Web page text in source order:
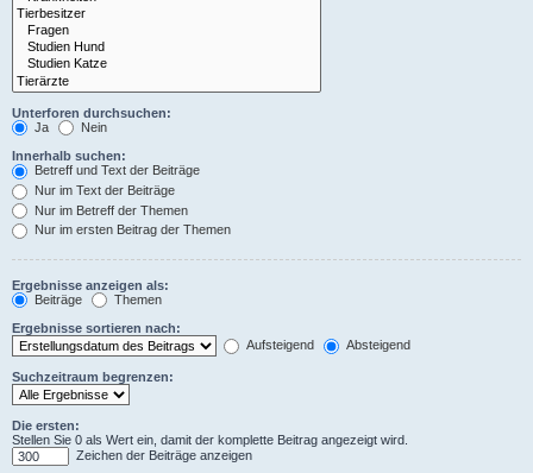
Unterforen durchsuchen:
Ja
Nein
Innerhalb suchen:
Betreff und Text der Beiträge
Nur im Text der Beiträge
Nur im Betreff der Themen
Nur im ersten Beitrag der Themen
Ergebnisse anzeigen als:
Beiträge
Themen
Ergebnisse sortieren nach:
Aufsteigend
Absteigend
Suchzeitraum begrenzen:
Die ersten:
Stellen Sie 0 als Wert ein, damit der komplette Beitrag angezeigt wird.
Zeichen der Beiträge anzeigen